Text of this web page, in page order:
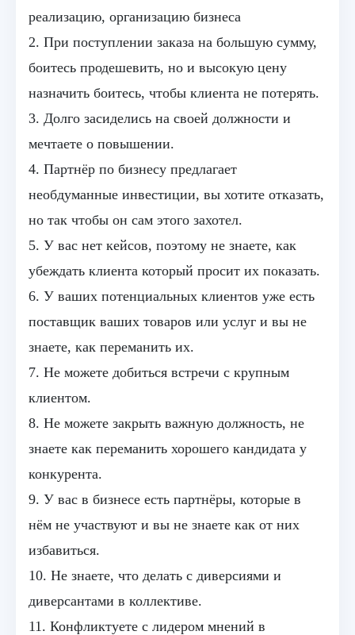
реализацию, организацию бизнеса
2. При поступлении заказа на большую сумму,
боитесь продешевить, но и высокую цену
назначить боитесь, чтобы клиента не потерять.
3. Долго засиделись на своей должности и
мечтаете о повышении.
4. Партнёр по бизнесу предлагает
необдуманные инвестиции, вы хотите отказать,
но так чтобы он сам этого захотел.
5. У вас нет кейсов, поэтому не знаете, как
убеждать клиента который просит их показать.
6. У ваших потенциальных клиентов уже есть
поставщик ваших товаров или услуг и вы не
знаете, как переманить их.
7. Не можете добиться встречи с крупным
клиентом.
8. Не можете закрыть важную должность, не
знаете как переманить хорошего кандидата у
конкурента.
9. У вас в бизнесе есть партнёры, которые в
нём не участвуют и вы не знаете как от них
избавиться.
10. Не знаете, что делать с диверсиями и
диверсантами в коллективе.
11. Конфликтуете с лидером мнений в